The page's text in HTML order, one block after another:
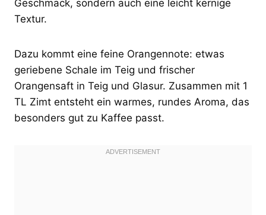
Geschmack, sondern auch eine leicht kernige
Textur.
Dazu kommt eine feine Orangennote: etwas
geriebene Schale im Teig und frischer
Orangensaft in Teig und Glasur. Zusammen mit 1
TL Zimt entsteht ein warmes, rundes Aroma, das
besonders gut zu Kaffee passt.